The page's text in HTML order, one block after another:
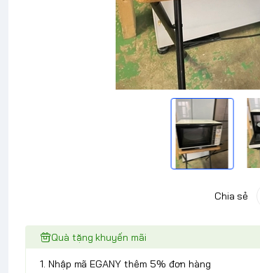
Chia sẻ
Quà tặng khuyến mãi
1. Nhập mã EGANY thêm 5% đơn hàng